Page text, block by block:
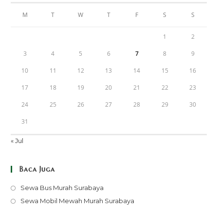
M T W T F S S
1 2
3 4 5 6 7 8 9
10 11 12 13 14 15 16
17 18 19 20 21 22 23
24 25 26 27 28 29 30
31
« Jul
Baca Juga
Sewa Bus Murah Surabaya
in
Sewa Mobil Mewah Murah Surabaya